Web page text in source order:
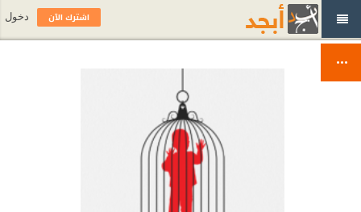
اشترك الآن دخول